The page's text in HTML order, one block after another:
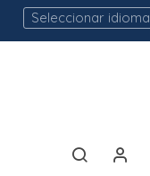
Seleccionar idioma